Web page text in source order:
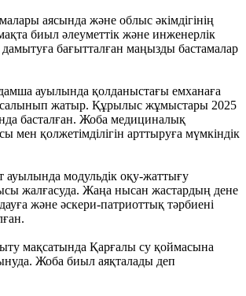
аясында және облыс әкімдігінің
биыл әлеуметтік және инженерлік
бағытталған маңызды бастамалар
ауылында қолданыстағы емханаға
жатыр. Құрылыс жұмыстары 2025
басталған. Жоба медициналық
мен қолжетімділігін арттыруға мүмкіндік
ауылында модульдік оқу-жаттығу
жалғасуда. Жаңа нысан жастардың дене
және әскери-патриоттық тәрбиені
мақсатында Қарғалы су қоймасына
Жоба биыл аяқталады деп